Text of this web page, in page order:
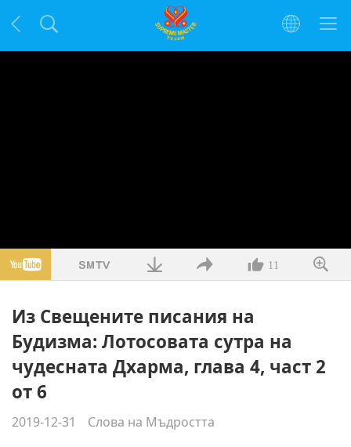
11
Из Свещените писания на
Будизма: Лотосовата сутра на
чудесната Дхарма, глава 4, част 2
от 6
2019-12-31 Слова на Мъдростта